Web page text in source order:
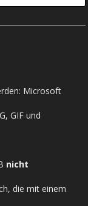
Microsoft
GIF und
nicht
die mit einem